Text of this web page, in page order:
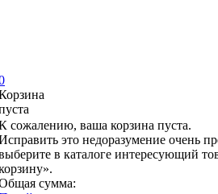
сожалению, ваша корзина пуста.
это недоразумение очень
в каталоге интересующий
сумма: